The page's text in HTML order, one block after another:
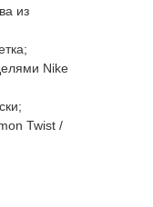
из
Nike
Twist /